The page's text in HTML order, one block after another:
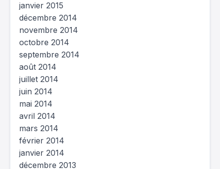
janvier 2015
décembre 2014
novembre 2014
octobre 2014
septembre 2014
août 2014
juillet 2014
juin 2014
mai 2014
avril 2014
mars 2014
février 2014
janvier 2014
décembre 2013